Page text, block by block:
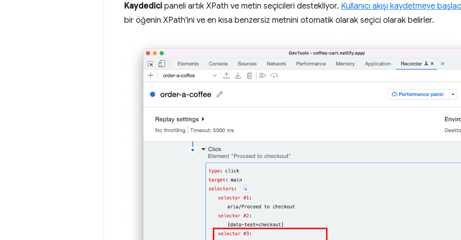
Kaydedici paneli artık XPath ve metin seçicileri destekliyor. Kullanıcı akışı kaydetmeye
bir öğenin XPath'ini ve en kısa benzersiz metnini otomatik olarak seçici olarak belirler.